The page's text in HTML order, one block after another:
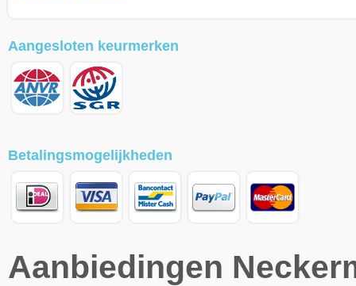
Aangesloten keurmerken
Betalingsmogelijkheden
Aanbiedingen